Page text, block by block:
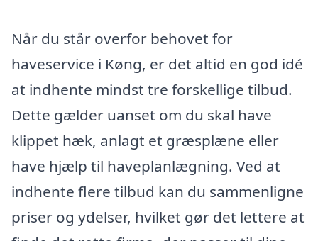
Når du står overfor behovet for
haveservice i Køng, er det altid en god idé
at indhente mindst tre forskellige tilbud.
Dette gælder uanset om du skal have
klippet hæk, anlagt et græsplæne eller
have hjælp til haveplanlægning. Ved at
indhente flere tilbud kan du sammenligne
priser og ydelser, hvilket gør det lettere at